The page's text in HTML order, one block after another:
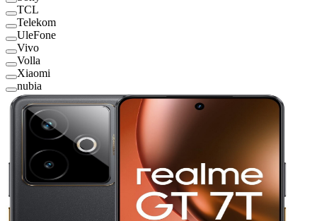
TCL
Telekom
UleFone
Vivo
Volla
Xiaomi
nubia